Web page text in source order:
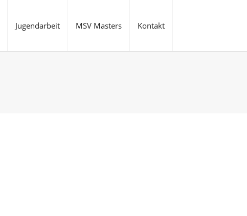
Jugendarbeit MSV Masters Kontakt